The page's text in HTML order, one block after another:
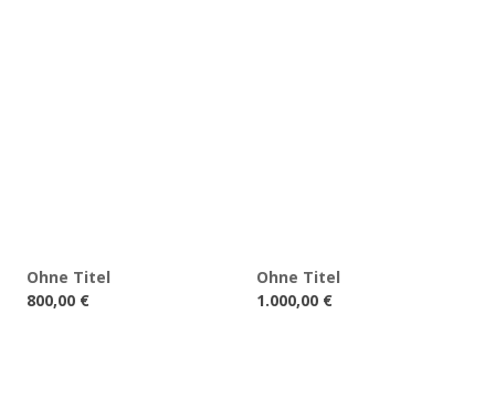
Ohne Titel
800,00 €
Ohne Titel
1.000,00 €